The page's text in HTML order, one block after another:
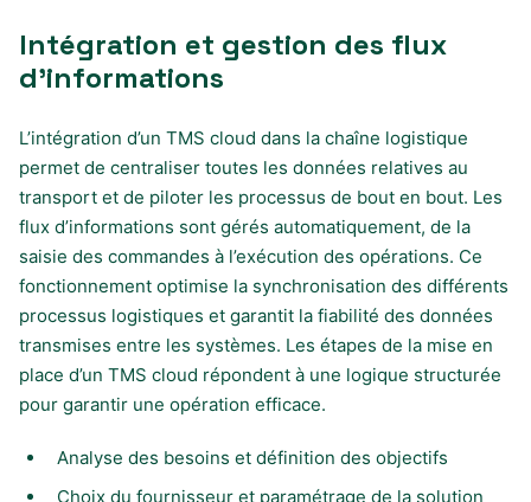
Intégration et gestion des flux
d’informations
L’intégration d’un TMS cloud dans la chaîne logistique
permet de centraliser toutes les données relatives au
transport et de piloter les processus de bout en bout. Les
flux d’informations sont gérés automatiquement, de la
saisie des commandes à l’exécution des opérations. Ce
fonctionnement optimise la synchronisation des différents
processus logistiques et garantit la fiabilité des données
transmises entre les systèmes. Les étapes de la mise en
place d’un TMS cloud répondent à une logique structurée
pour garantir une opération efficace.
Analyse des besoins et définition des objectifs
Choix du fournisseur et paramétrage de la solution